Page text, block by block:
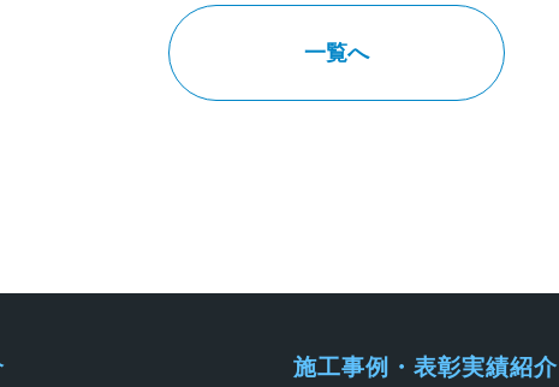
一覧へ
施工事例・表彰実績紹介